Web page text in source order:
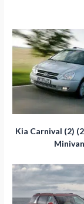
Kia Carnival (2)
Minivan